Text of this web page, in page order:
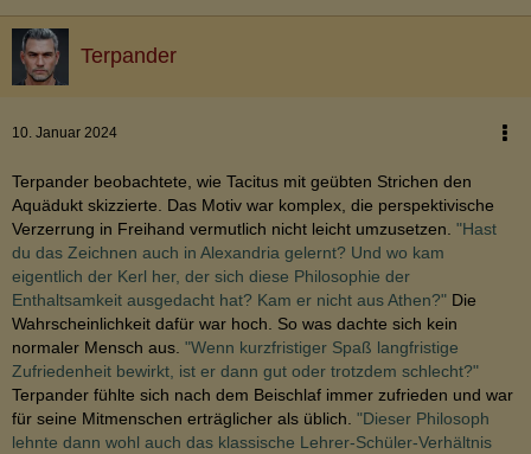
Terpander
10. Januar 2024
Terpander beobachtete, wie Tacitus mit geübten Strichen den
Aquädukt skizzierte. Das Motiv war komplex, die perspektivische
Verzerrung in Freihand vermutlich nicht leicht umzusetzen. "Hast
du das Zeichnen auch in Alexandria gelernt? Und wo kam
eigentlich der Kerl her, der sich diese Philosophie der
Enthaltsamkeit ausgedacht hat? Kam er nicht aus Athen?" Die
Wahrscheinlichkeit dafür war hoch. So was dachte sich kein
normaler Mensch aus. "Wenn kurzfristiger Spaß langfristige
Zufriedenheit bewirkt, ist er dann gut oder trotzdem schlecht?"
Terpander fühlte sich nach dem Beischlaf immer zufrieden und war
für seine Mitmenschen erträglicher als üblich. "Dieser Philosoph
lehnte dann wohl auch das klassische Lehrer-Schüler-Verhältnis